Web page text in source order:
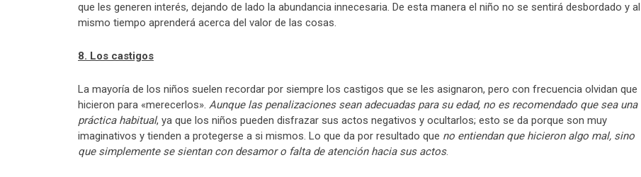
que les generen interés, dejando de lado la abundancia innecesaria. De esta manera el niño no se sentirá desbordado y al
mismo tiempo aprenderá acerca del valor de las cosas.
8. Los castigos
La mayoría de los niños suelen recordar por siempre los castigos que se les asignaron, pero con frecuencia olvidan que
hicieron para «merecerlos». Aunque las penalizaciones sean adecuadas para su edad, no es recomendado que sea una
práctica habitual, ya que los niños pueden disfrazar sus actos negativos y ocultarlos; esto se da porque son muy
imaginativos y tienden a protegerse a si mismos. Lo que da por resultado que no entiendan que hicieron algo mal, sino
que simplemente se sientan con desamor o falta de atención hacia sus actos.